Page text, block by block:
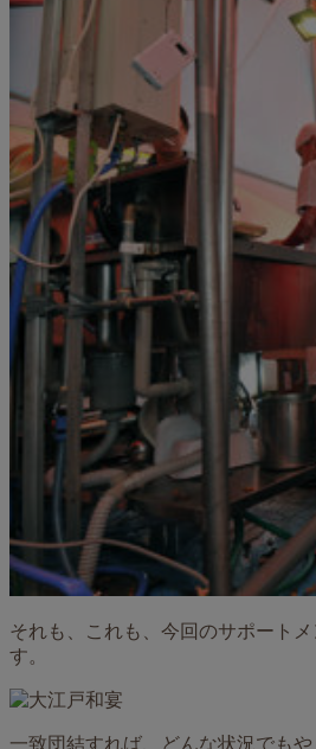
それも、これも、今回のサポート
す。
一致団結すれば、どんな状況でも